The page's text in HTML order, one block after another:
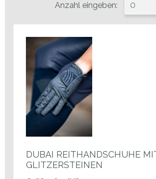
Anzahl eingeben:
DUBAI REITHANDSCHUHE
GLITZERSTEINEN